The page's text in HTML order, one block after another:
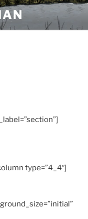
type=”4_4″]